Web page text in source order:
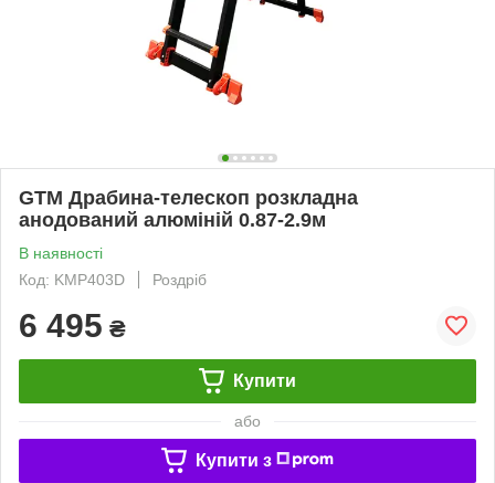
GTM Драбина-телескоп розкладна
анодований алюміній 0.87-2.9м
В наявності
Код: KMP403D
Роздріб
6 495 ₴
Купити
або
Купити з